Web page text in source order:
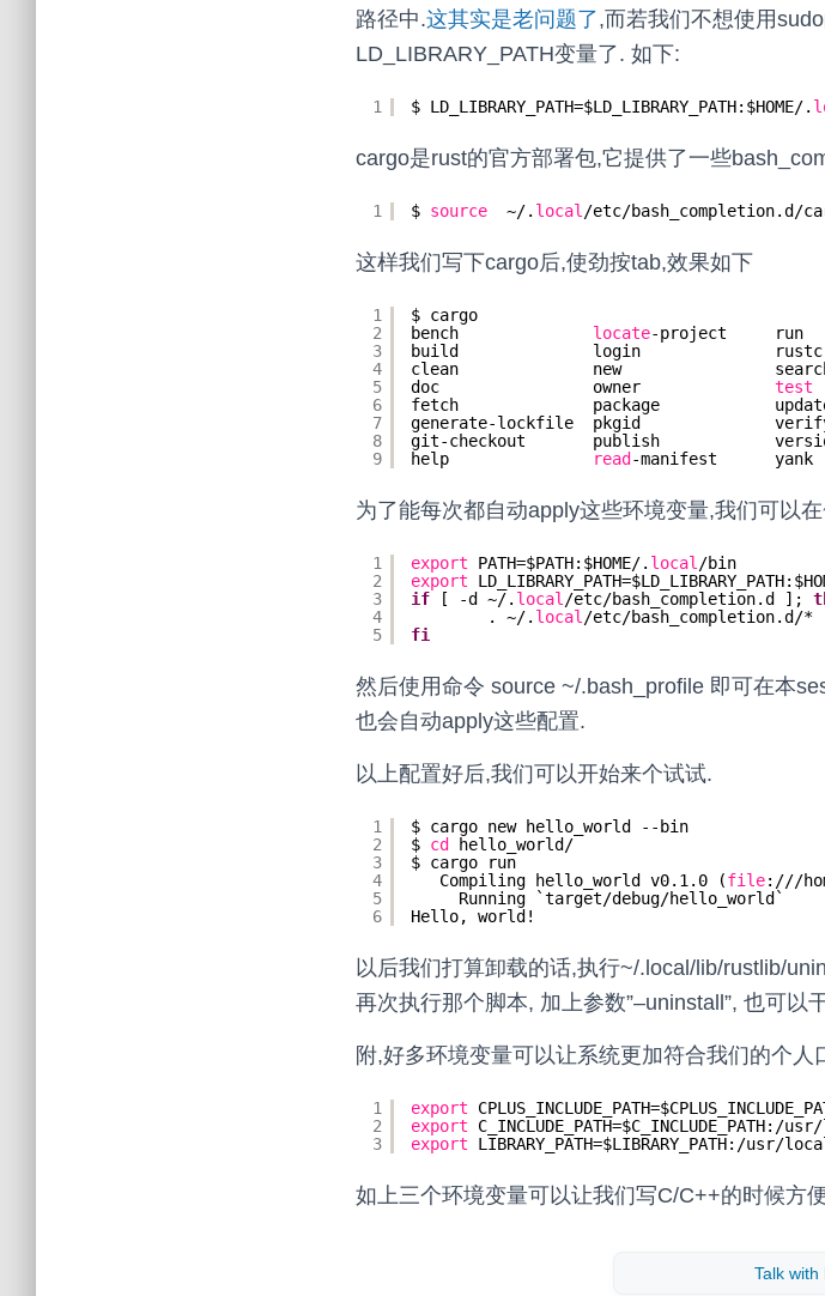
路径中.这其实是老问题了,而若我们不想使用
LD_LIBRARY_PATH变量了. 如下:
1 $ LD_LIBRARY_PATH=$LD_LIBRARY_PATH:$HOME/.
cargo是rust的官方部署包,它提供了一些
1 $ source ~/. local /etc/bash_completion.d /
这样我们写下cargo后,使劲按tab,效果如下
1
2
3
4
5
6
7
8
9
$ cargo
bench locate-project     run
build              login              rustc
clean              new
doc                owner test
fetch              package
generate-lockfile  pkgid
git-checkout       publish
help
read -manifest      yank
为了能每次都自动apply这些环境变量,我们可以
1
2
3
4
5
export PATH=$PATH:$HOME/. local /bin
export
if
[ -d ~/. local /etc/bash_completion.d ];
. ~/. local /etc/bash_completion.d/*
fi
然后使用命令 source ~/.bash_profile 即可在本
也会自动apply这些配置.
以上配置好后,我们可以开始来个试试.
1
2
3
4
5
6
$ cargo new hello_world --bin
$ cd
hello_world/
$ cargo run
Compiling hello_world v0.1.0 (file: ///
Running `target/debug/hello_world `
Hello, world!
以后我们打算卸载的话,执行~/.local/lib/rustlib/
再次执行那个脚本, 加上参数”–uninstall”, 也可以
附,好多环境变量可以让系统更加符合我们的个人
1
2
3
export
export
C_INCLUDE_PATH=$C_INCLUDE_PATH: /
export
LIBRARY_PATH=$LIBRARY_PATH: /usr/
如上三个环境变量可以让我们写C/C++的时候方
Talk with